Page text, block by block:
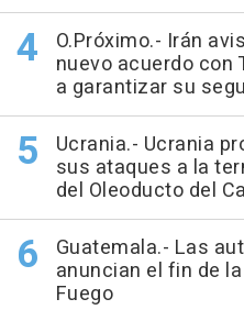
O.Próximo.- Irán
nuevo acuerdo con
a garantizar su
Ucrania.- Ucrania
sus ataques a la
del Oleoducto del
Guatemala.- Las
anuncian el fin de
Fuego